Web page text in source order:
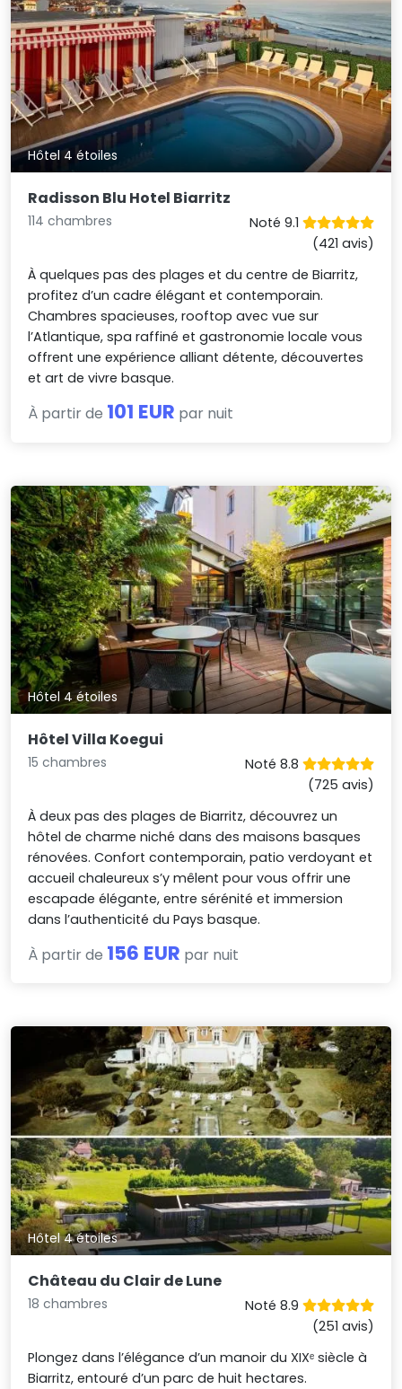
Hôtel 4 étoiles
Radisson Blu Hotel Biarritz
114 chambres
Noté 9.1
(421 avis)
À quelques pas des plages et du centre de Biarritz,
profitez d’un cadre élégant et contemporain.
Chambres spacieuses, rooftop avec vue sur
l’Atlantique, spa raffiné et gastronomie locale vous
offrent une expérience alliant détente, découvertes
et art de vivre basque.
À partir de 101 EUR par nuit
Hôtel 4 étoiles
Hôtel Villa Koegui
15 chambres
Noté 8.8
(725 avis)
À deux pas des plages de Biarritz, découvrez un
hôtel de charme niché dans des maisons basques
rénovées. Confort contemporain, patio verdoyant et
accueil chaleureux s’y mêlent pour vous offrir une
escapade élégante, entre sérénité et immersion
dans l’authenticité du Pays basque.
À partir de 156 EUR par nuit
Hôtel 4 étoiles
Château du Clair de Lune
18 chambres
Noté 8.9
(251 avis)
Plongez dans l’élégance d’un manoir du XIXᵉ siècle à
Biarritz, entouré d’un parc de huit hectares.